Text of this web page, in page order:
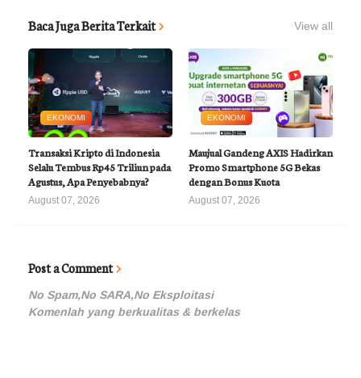
Baca Juga Berita Terkait View all
EKONOMI
Transaksi Kripto di Indonesia
Selalu Tembus Rp45 Triliun pada
Agustus, Apa Penyebabnya?
August 07, 2026
EKONOMI
Maujual Gandeng AXIS Hadirkan
Promo Smartphone 5G Bekas
dengan Bonus Kuota
August 07, 2026
Post a Comment
No Spam,No SARA,No Eksploitasi
Komenlah yang berkualitas & berkelas